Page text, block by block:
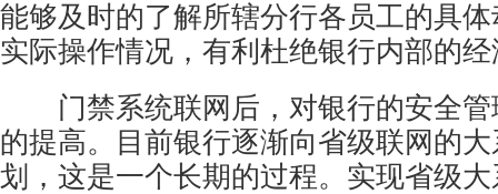
能够及时的了解所辖分行各员工的具
实际操作情况，有利杜绝银行内部的
门禁系统联网后，对银行的安全管
的提高。目前银行逐渐向省级联网的
划，这是一个长期的过程。实现省级